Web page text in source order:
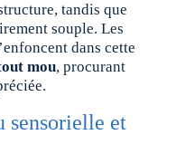
tandis que
souple. Les
dans cette
mou, procurant
sensorielle et